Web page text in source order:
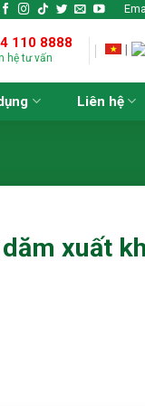
110 8888
hệ tư vấn
Liên hệ
xuất